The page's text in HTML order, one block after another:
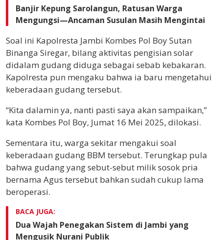
Banjir Kepung Sarolangun, Ratusan Warga
Mengungsi—Ancaman Susulan Masih Mengintai
Soal ini Kapolresta Jambi Kombes Pol Boy Sutan
Binanga Siregar, bilang aktivitas pengisian solar
didalam gudang diduga sebagai sebab kebakaran.
Kapolresta pun mengaku bahwa ia baru mengetahui
keberadaan gudang tersebut.
“Kita dalamin ya, nanti pasti saya akan sampaikan,”
kata Kombes Pol Boy, Jumat 16 Mei 2025, dilokasi.
Sementara itu, warga sekitar mengakui soal
keberadaan gudang BBM tersebut. Terungkap pula
bahwa gudang yang sebut-sebut milik sosok pria
bernama Agus tersebut bahkan sudah cukup lama
beroperasi.
BACA JUGA:
Dua Wajah Penegakan Sistem di Jambi yang
Mengusik Nurani Publik